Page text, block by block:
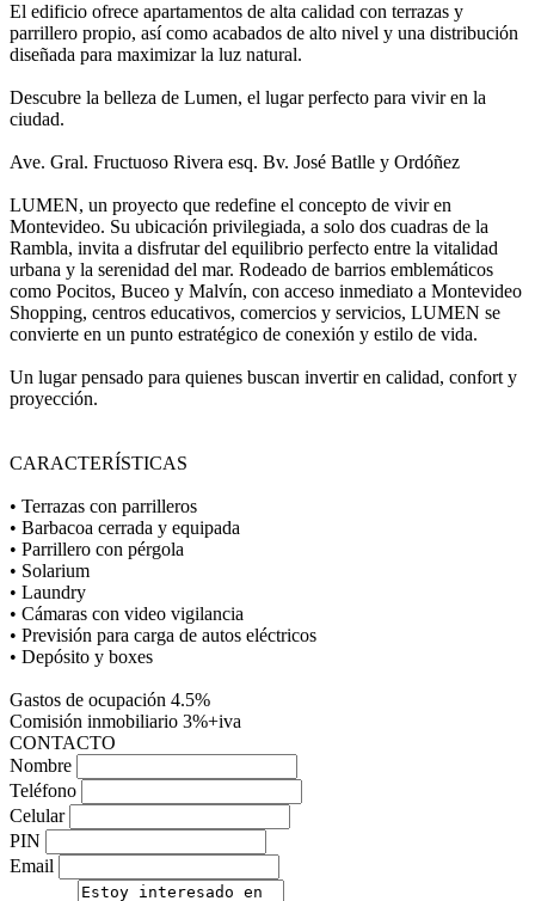
El edificio ofrece apartamentos de alta calidad con terrazas y
parrillero propio, así como acabados de alto nivel y una distribución
diseñada para maximizar la luz natural.
Descubre la belleza de Lumen, el lugar perfecto para vivir en la
ciudad.
Ave. Gral. Fructuoso Rivera esq. Bv. José Batlle y Ordóñez
LUMEN, un proyecto que redefine el concepto de vivir en
Montevideo. Su ubicación privilegiada, a solo dos cuadras de la
Rambla, invita a disfrutar del equilibrio perfecto entre la vitalidad
urbana y la serenidad del mar. Rodeado de barrios emblemáticos
como Pocitos, Buceo y Malvín, con acceso inmediato a Montevideo
Shopping, centros educativos, comercios y servicios, LUMEN se
convierte en un punto estratégico de conexión y estilo de vida.
Un lugar pensado para quienes buscan invertir en calidad, confort y
proyección.
CARACTERÍSTICAS
• Terrazas con parrilleros
• Barbacoa cerrada y equipada
• Parrillero con pérgola
• Solarium
• Laundry
• Cámaras con video vigilancia
• Previsión para carga de autos eléctricos
• Depósito y boxes
Gastos de ocupación 4.5%
Comisión inmobiliario 3%+iva
CONTACTO
Nombre
Teléfono
Celular
PIN
Email